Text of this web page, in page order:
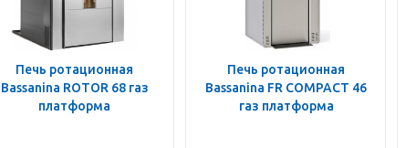
Печь ротационная
Bassanina ROTOR 68 газ
платформа
Печь ротационная
Bassanina FR COMPACT 46
газ платформа